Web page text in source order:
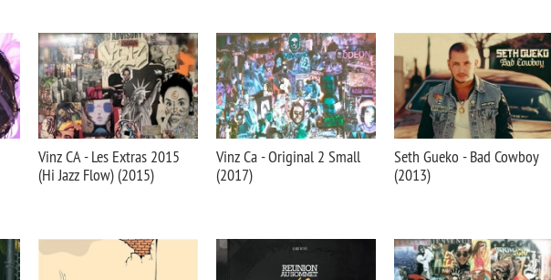
Vinz CA - Les Extras 2015
(Hi Jazz Flow) (2015)
Vinz Ca - Original 2 Small
(2017)
Seth Gueko - Bad Cowboy
(2013)